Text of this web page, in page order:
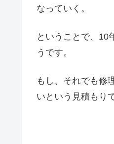
なっていく。
ということで、10
うです。
もし、それでも修
いという見積もり